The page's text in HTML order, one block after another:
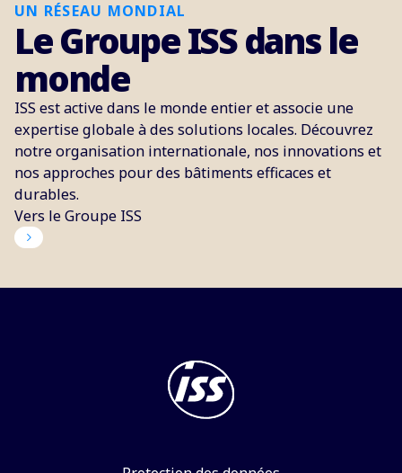
UN RÉSEAU MONDIAL
Le Groupe ISS dans le
monde
ISS est active dans le monde entier et associe une
expertise globale à des solutions locales. Découvrez
notre organisation internationale, nos innovations et
nos approches pour des bâtiments efficaces et
durables.
Vers le Groupe ISS